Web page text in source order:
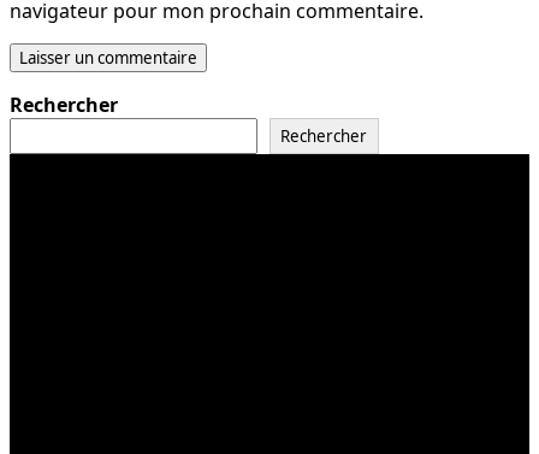
navigateur pour mon prochain commentaire.
Rechercher
Rechercher